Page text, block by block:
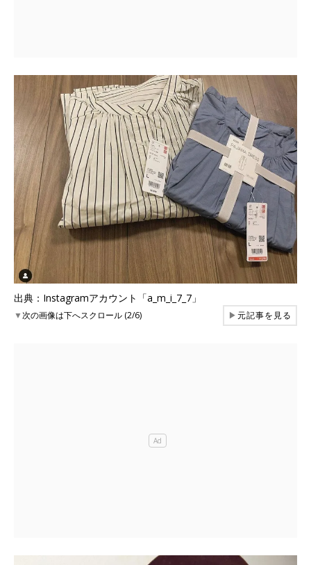
出典：Instagramアカウント「a_m_i_7_7」
▼次の画像は下へスクロール (2/6) ▶元記事を見る